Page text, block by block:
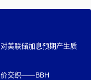
美联储加息预期产生质
价交织——BBH